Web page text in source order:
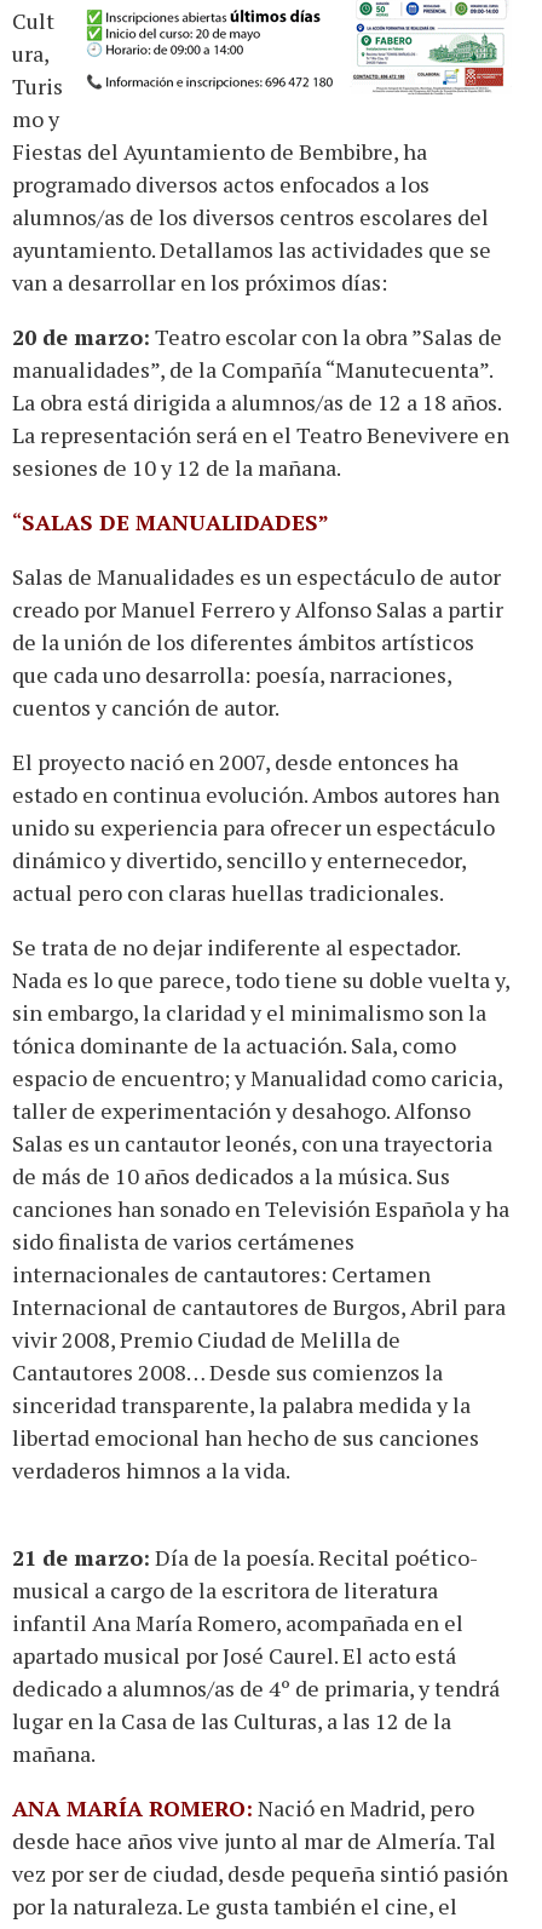
Cult
ura,
Turis
mo y
Fiestas del Ayuntamiento de Bembibre, ha
programado diversos actos enfocados a los
alumnos/as de los diversos centros escolares del
ayuntamiento. Detallamos las actividades que se
van a desarrollar en los próximos días:
20 de marzo: Teatro escolar con la obra ”Salas de
manualidades”, de la Compañía “Manutecuenta”.
La obra está dirigida a alumnos/as de 12 a 18 años.
La representación será en el Teatro Benevivere en
sesiones de 10 y 12 de la mañana.
“SALAS DE MANUALIDADES”
Salas de Manualidades es un espectáculo de autor
creado por Manuel Ferrero y Alfonso Salas a partir
de la unión de los diferentes ámbitos artísticos
que cada uno desarrolla: poesía, narraciones,
cuentos y canción de autor.
El proyecto nació en 2007, desde entonces ha
estado en continua evolución. Ambos autores han
unido su experiencia para ofrecer un espectáculo
dinámico y divertido, sencillo y enternecedor,
actual pero con claras huellas tradicionales.
Se trata de no dejar indiferente al espectador.
Nada es lo que parece, todo tiene su doble vuelta y,
sin embargo, la claridad y el minimalismo son la
tónica dominante de la actuación. Sala, como
espacio de encuentro; y Manualidad como caricia,
taller de experimentación y desahogo. Alfonso
Salas es un cantautor leonés, con una trayectoria
de más de 10 años dedicados a la música. Sus
canciones han sonado en Televisión Española y ha
sido finalista de varios certámenes
internacionales de cantautores: Certamen
Internacional de cantautores de Burgos, Abril para
vivir 2008, Premio Ciudad de Melilla de
Cantautores 2008… Desde sus comienzos la
sinceridad transparente, la palabra medida y la
libertad emocional han hecho de sus canciones
verdaderos himnos a la vida.
21 de marzo: Día de la poesía. Recital poético-
musical a cargo de la escritora de literatura
infantil Ana María Romero, acompañada en el
apartado musical por José Caurel. El acto está
dedicado a alumnos/as de 4º de primaria, y tendrá
lugar en la Casa de las Culturas, a las 12 de la
mañana.
ANA MARÍA ROMERO: Nació en Madrid, pero
desde hace años vive junto al mar de Almería. Tal
vez por ser de ciudad, desde pequeña sintió pasión
por la naturaleza. Le gusta también el cine, el